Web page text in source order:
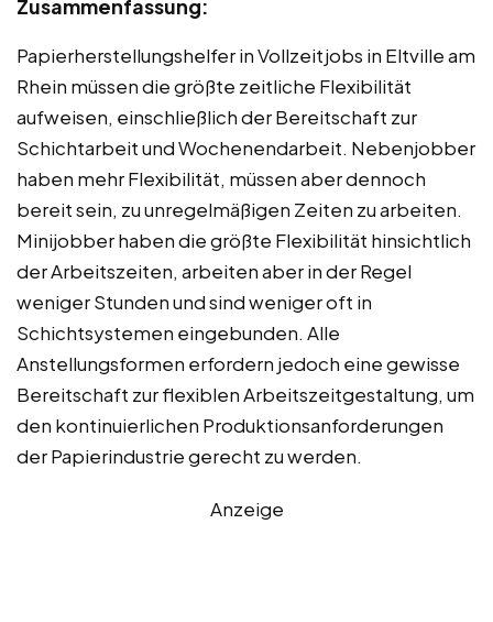
Zusammenfassung:
Papierherstellungshelfer in Vollzeitjobs in Eltville am
Rhein müssen die größte zeitliche Flexibilität
aufweisen, einschließlich der Bereitschaft zur
Schichtarbeit und Wochenendarbeit. Nebenjobber
haben mehr Flexibilität, müssen aber dennoch
bereit sein, zu unregelmäßigen Zeiten zu arbeiten.
Minijobber haben die größte Flexibilität hinsichtlich
der Arbeitszeiten, arbeiten aber in der Regel
weniger Stunden und sind weniger oft in
Schichtsystemen eingebunden. Alle
Anstellungsformen erfordern jedoch eine gewisse
Bereitschaft zur flexiblen Arbeitszeitgestaltung, um
den kontinuierlichen Produktionsanforderungen
der Papierindustrie gerecht zu werden.
Anzeige